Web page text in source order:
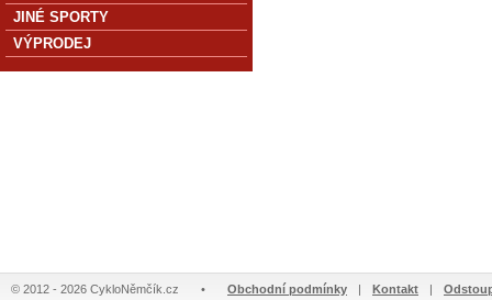
JINÉ SPORTY
VÝPRODEJ
© 2012 - 2026 CykloNěmčík.cz • Obchodní podmínky | Kontakt |